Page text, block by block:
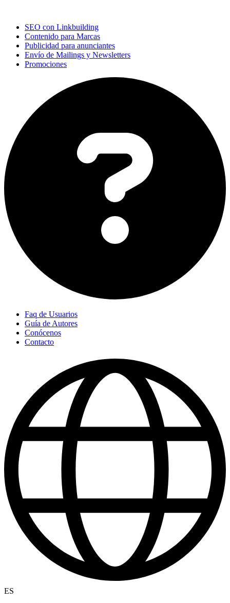
SEO con Linkbuilding
Contenido para Marcas
Publicidad para anunciantes
Envío de Mailings y Newsletters
Promociones
Faq de Usuarios
Guía de Autores
Conócenos
Contacto
ES